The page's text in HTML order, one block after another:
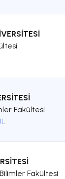
Fakültesi
Fakültesi